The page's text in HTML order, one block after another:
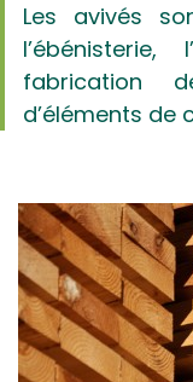
Les avivés
l’ébénisterie,
fabrication
d’éléments de